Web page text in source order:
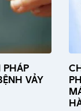
VẢY